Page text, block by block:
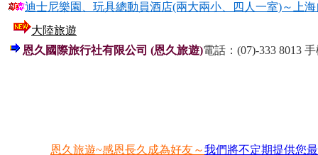
迪士尼樂園、玩具總動員酒店(兩大兩小、四人一室)～上
大陸旅遊
恩久國際旅行社有限公司 (恩久旅遊)電話：(07)-333 8013
恩久旅遊~感恩長久成為好友～我們將不定期提供您